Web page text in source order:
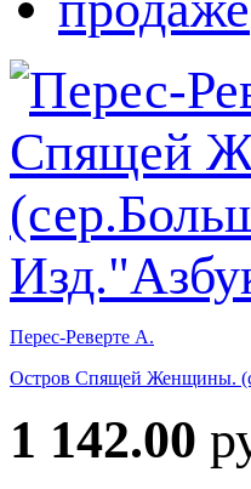
Перес-Реверте А.
Остров Спящей Женщины.
1 142.00